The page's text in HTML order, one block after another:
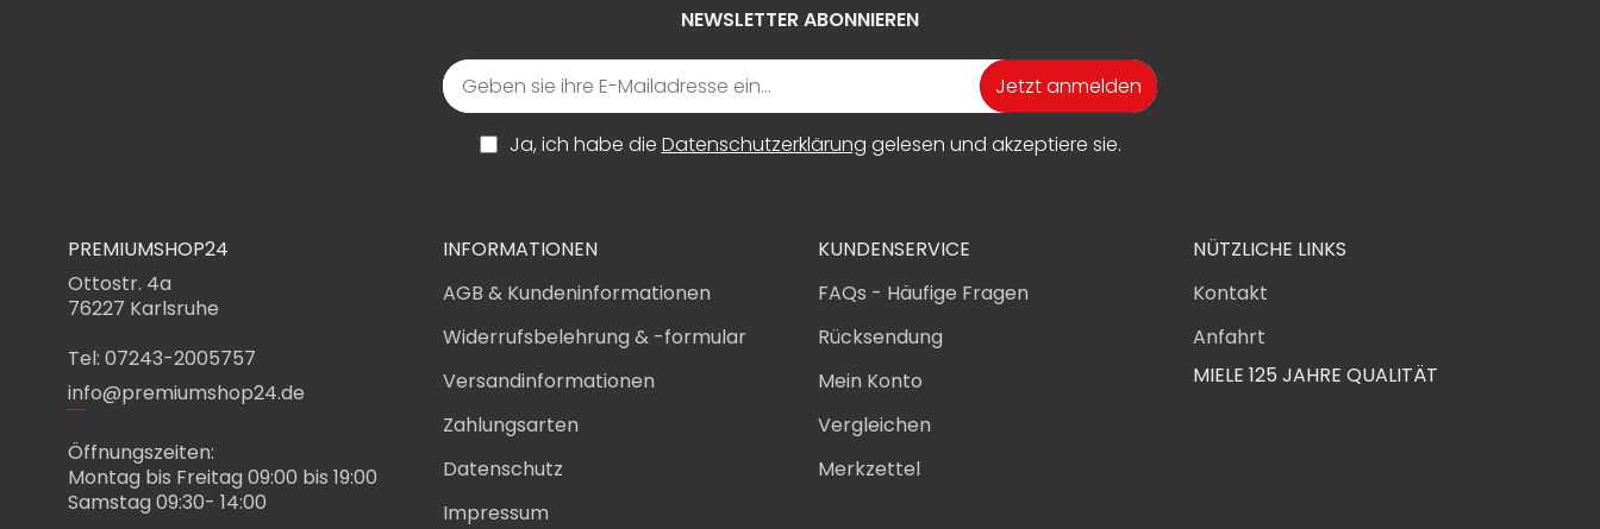
NEWSLETTER ABONNIEREN
Jetzt anmelden
Ja, ich habe die Datenschutzerklärung gelesen und akzeptiere sie.
PREMIUMSHOP24
Ottostr. 4a
76227 Karlsruhe
Tel: 07243-2005757
info@premiumshop24.de
Öffnungszeiten:
Montag bis Freitag 09:00 bis 19:00
Samstag 09:30- 14:00
INFORMATIONEN
AGB & Kundeninformationen
Widerrufsbelehrung & -formular
Versandinformationen
Zahlungsarten
Datenschutz
Impressum
KUNDENSERVICE
FAQs - Häufige Fragen
Rücksendung
Mein Konto
Vergleichen
Merkzettel
NÜTZLICHE LINKS
Kontakt
Anfahrt
MIELE 125 JAHRE QUALITÄT